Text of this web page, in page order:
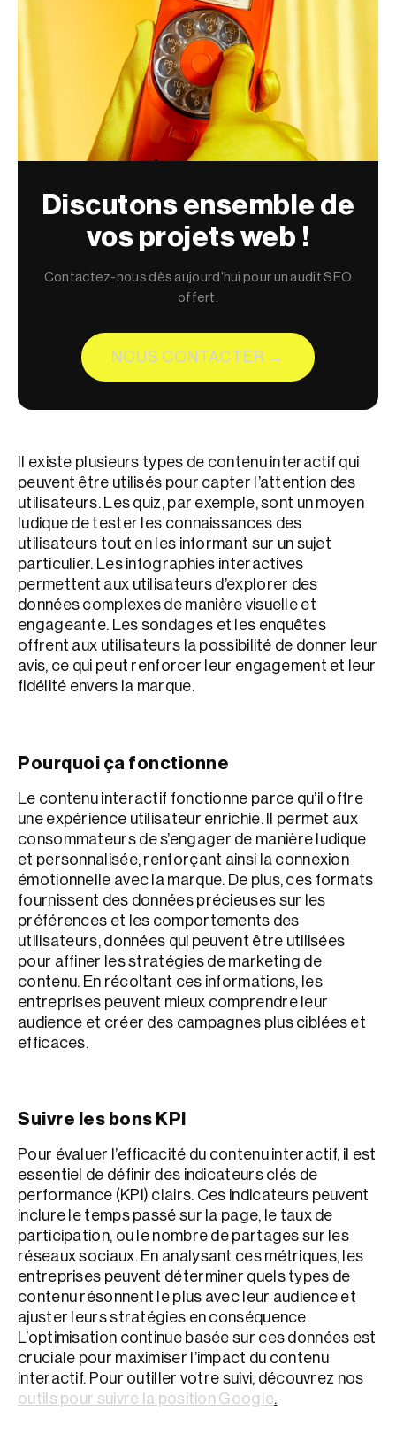
Discutons ensemble de
vos projets web !
Contactez-nous dès aujourd'hui pour un audit SEO
offert.
NOUS CONTACTER →
Il existe plusieurs types de contenu interactif qui
peuvent être utilisés pour capter l’attention des
utilisateurs. Les quiz, par exemple, sont un moyen
ludique de tester les connaissances des
utilisateurs tout en les informant sur un sujet
particulier. Les infographies interactives
permettent aux utilisateurs d’explorer des
données complexes de manière visuelle et
engageante. Les sondages et les enquêtes
offrent aux utilisateurs la possibilité de donner leur
avis, ce qui peut renforcer leur engagement et leur
fidélité envers la marque.
Pourquoi ça fonctionne
Le contenu interactif fonctionne parce qu’il offre
une expérience utilisateur enrichie. Il permet aux
consommateurs de s’engager de manière ludique
et personnalisée, renforçant ainsi la connexion
émotionnelle avec la marque. De plus, ces formats
fournissent des données précieuses sur les
préférences et les comportements des
utilisateurs, données qui peuvent être utilisées
pour affiner les stratégies de marketing de
contenu. En récoltant ces informations, les
entreprises peuvent mieux comprendre leur
audience et créer des campagnes plus ciblées et
efficaces.
Suivre les bons KPI
Pour évaluer l’efficacité du contenu interactif, il est
essentiel de définir des indicateurs clés de
performance (KPI) clairs. Ces indicateurs peuvent
inclure le temps passé sur la page, le taux de
participation, ou le nombre de partages sur les
réseaux sociaux. En analysant ces métriques, les
entreprises peuvent déterminer quels types de
contenu résonnent le plus avec leur audience et
ajuster leurs stratégies en conséquence.
L’optimisation continue basée sur ces données est
cruciale pour maximiser l’impact du contenu
interactif. Pour outiller votre suivi, découvrez nos
outils pour suivre la position Google.